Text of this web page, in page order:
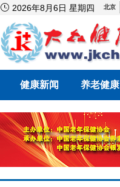
 2026年8月6日 星期四
健康新闻 养老健康